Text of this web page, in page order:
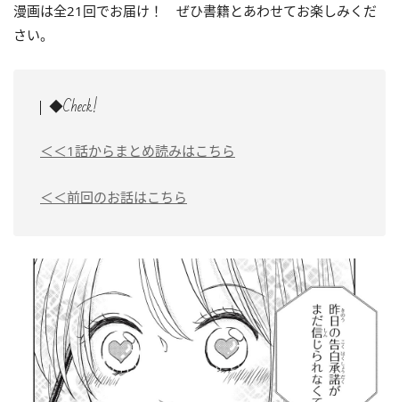
漫画は全21回でお届け！ ぜひ書籍とあわせてお楽しみくだ
さい。
◆Check!
＜＜1話からまとめ読みはこちら
＜＜前回のお話はこちら